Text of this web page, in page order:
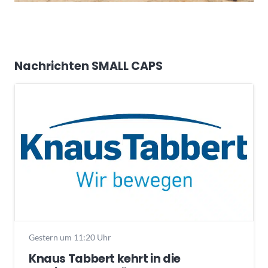
Nachrichten SMALL CAPS
Gestern um 11:20 Uhr
Knaus Tabbert kehrt in die